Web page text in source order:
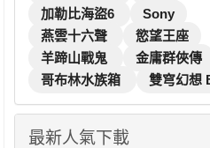
加勒比海盜6
Sony
燕雲十六聲
慾望王座
羊蹄山戰鬼
金庸群俠傳
哥布林水族箱
雙穹幻想
最新人氣下載